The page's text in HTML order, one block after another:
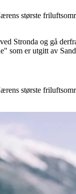
største
Stronda og gå
som er utgitt av
største